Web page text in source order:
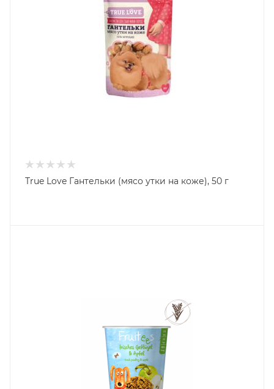
True Love Гантельки (мясо утки на коже), 50 г